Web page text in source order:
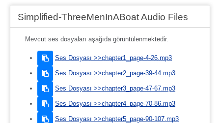
Simplified-ThreeMenInABoat Audio Files
Mevcut ses dosyaları aşağıda görüntülenmektedir.
Ses Dosyası >>chapter1_page-4-26.mp3
Ses Dosyası >>chapter2_page-39-44.mp3
Ses Dosyası >>chapter3_page-47-67.mp3
Ses Dosyası >>chapter4_page-70-86.mp3
Ses Dosyası >>chapter5_page-90-107.mp3